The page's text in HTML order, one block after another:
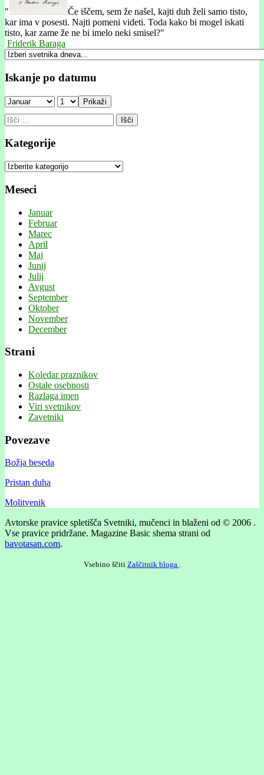
"
Če iščem, sem že našel, kajti duh želi samo tisto,
kar ima v posesti. Najti pomeni videti. Toda kako bi mogel iskati
tisto, kar zame že ne bi imelo neki smisel?"
Friderik Baraga
Iskanje po datumu
Prikaži
Išči:
Kategorije
Kategorije
Meseci
Januar
Februar
Marec
April
Maj
Junij
Julij
Avgust
September
Oktober
November
December
Strani
Koledar praznikov
Ostale osebnosti
Razlaga imen
Viri svetnikov
Zavetniki
Povezave
Božja beseda
Pristan duha
Molitvenik
Avtorske pravice spletišča Svetniki, mučenci in blaženi od © 2006 .
Vse pravice pridržane. Magazine Basic shema strani od
bavotasan.com.
Vsebino ščiti Zaščitnik bloga .